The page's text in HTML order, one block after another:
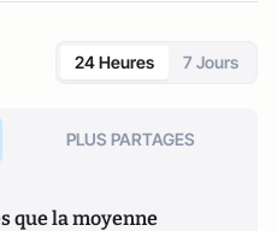
24 Heures 7 Jours
PLUS PARTAGES
que la moyenne